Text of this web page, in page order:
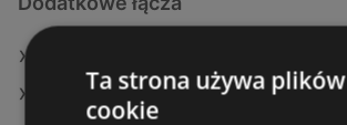
Aktualne gazetki JYSK
Ta strona używa plików
cookie